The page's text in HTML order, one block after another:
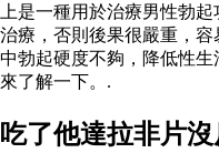
上是一種用於治療男性勃
治療，否則後果很嚴重，
中勃起硬度不夠，降低性
來了解一下。.
吃了他達拉非片